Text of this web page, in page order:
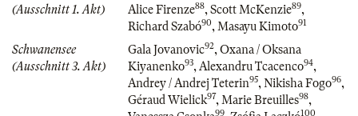
(Ausschnitt 1. Akt)
Alice Firenze88, Scott McKenzie89,
Richard Szabó90, Masayu Kimoto91
Schwanensee
(Ausschnitt 3. Akt)
Gala Jovanovic92, Oxana / Oksana
Kiyanenko93, Alexandru Tcacenco94,
Andrey / Andrej Teterin95, Nikisha Fogo96,
Géraud Wielick97, Marie Breuilles98,
99 100